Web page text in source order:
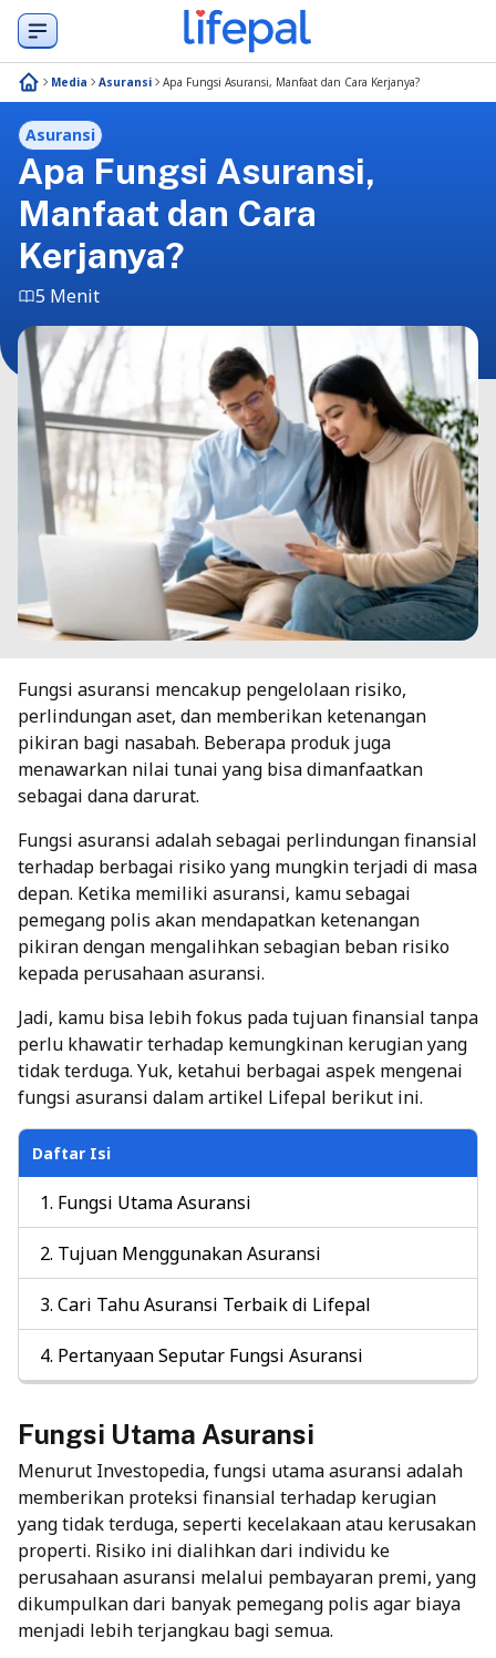
Media Asuransi Apa Fungsi Asuransi, Manfaat dan Cara Kerjanya?
Asuransi
Apa Fungsi Asuransi,
Manfaat dan Cara
Kerjanya?
5 Menit
Fungsi asuransi mencakup pengelolaan risiko,
perlindungan aset, dan memberikan ketenangan
pikiran bagi nasabah. Beberapa produk juga
menawarkan nilai tunai yang bisa dimanfaatkan
sebagai dana darurat.
Fungsi asuransi adalah sebagai perlindungan finansial
terhadap berbagai risiko yang mungkin terjadi di masa
depan. Ketika memiliki asuransi, kamu sebagai
pemegang polis akan mendapatkan ketenangan
pikiran dengan mengalihkan sebagian beban risiko
kepada perusahaan asuransi.
Jadi, kamu bisa lebih fokus pada tujuan finansial tanpa
perlu khawatir terhadap kemungkinan kerugian yang
tidak terduga. Yuk, ketahui berbagai aspek mengenai
fungsi asuransi dalam artikel Lifepal berikut ini.
Daftar Isi
Fungsi Utama Asuransi
Tujuan Menggunakan Asuransi
Cari Tahu Asuransi Terbaik di Lifepal
Pertanyaan Seputar Fungsi Asuransi
Fungsi Utama Asuransi
Menurut Investopedia, fungsi utama asuransi adalah
memberikan proteksi finansial terhadap kerugian
yang tidak terduga, seperti kecelakaan atau kerusakan
properti. Risiko ini dialihkan dari individu ke
perusahaan asuransi melalui pembayaran premi, yang
dikumpulkan dari banyak pemegang polis agar biaya
menjadi lebih terjangkau bagi semua.